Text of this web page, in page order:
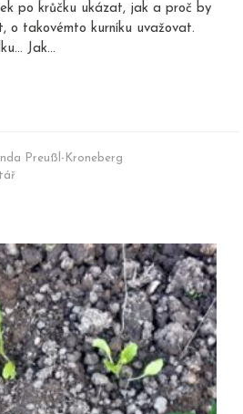
po krůčku ukázat, jak a proč by
o takovémto kurníku uvažovat.
Jak...
Preußl-Kroneberg